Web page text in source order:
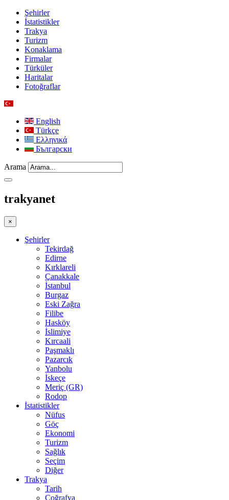
Şehirler
İstatistikler
Trakya
Turizm
Konaklama
Firmalar
Türküler
Haritalar
Fotoğraflar
English
Türkçe
Ελληνικά
Български
Arama
trakyanet
×
Şehirler
Tekirdağ
Edirne
Kırklareli
Çanakkale
İstanbul
Burgaz
Eski Zağra
Filibe
Hasköy
İslimiye
Kırcaali
Paşmaklı
Pazarcık
Yanbolu
İskeçe
Meriç (GR)
Rodop
İstatistikler
Nüfus
Göç
Ekonomi
Turizm
Sağlık
Seçim
Diğer
Trakya
Tarih
Coğrafya